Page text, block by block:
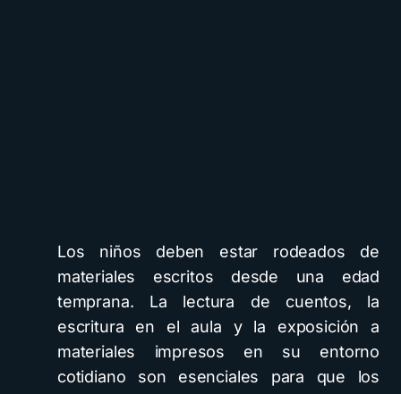
Los niños deben estar rodeados de
materiales escritos desde una edad
temprana. La lectura de cuentos, la
escritura en el aula y la exposición a
materiales impresos en su entorno
cotidiano son esenciales para que los